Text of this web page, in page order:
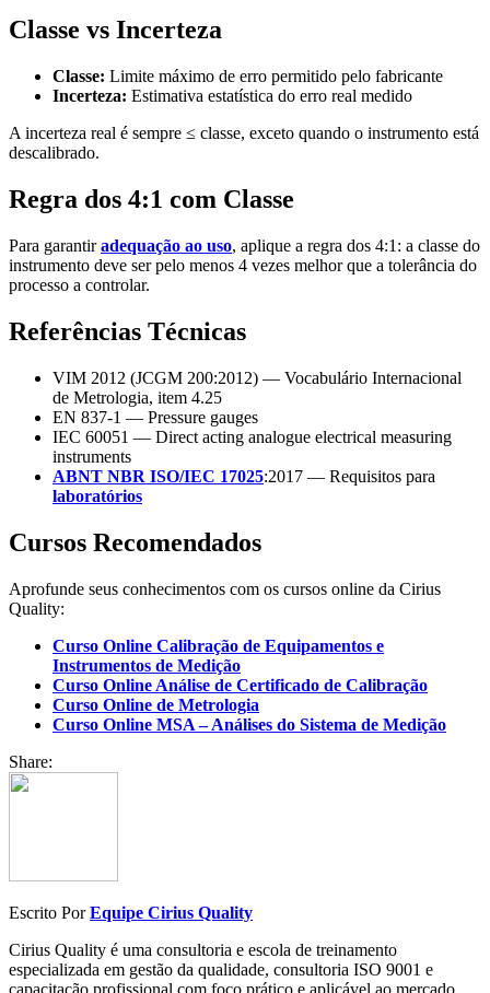
Classe vs Incerteza
Classe: Limite máximo de erro permitido pelo fabricante
Incerteza: Estimativa estatística do erro real medido
A incerteza real é sempre ≤ classe, exceto quando o instrumento está
descalibrado.
Regra dos 4:1 com Classe
Para garantiradequação ao uso, aplique a regra dos 4:1: a classe do
instrumento deve ser pelo menos 4 vezes melhor que a tolerância do
processo a controlar.
Referências Técnicas
VIM 2012 (JCGM 200:2012) — Vocabulário Internacional
de Metrologia, item 4.25
EN 837-1 — Pressure gauges
IEC 60051 — Direct acting analogue electrical measuring
instruments
ABNT NBR ISO/IEC 17025:2017 — Requisitos para
laboratórios
Cursos Recomendados
Aprofunde seus conhecimentos com os cursos online da Cirius
Quality:
Curso Online Calibração de Equipamentos e
Instrumentos de Medição
Curso Online Análise de Certificado de Calibração
Curso Online de Metrologia
Curso Online MSA – Análises do Sistema de Medição
Share:
Escrito PorEquipe Cirius Quality
Cirius Quality é uma consultoria e escola de treinamento
especializada em gestão da qualidade, consultoria ISO 9001 e
capacitação profissional com foco prático e aplicável ao mercado.